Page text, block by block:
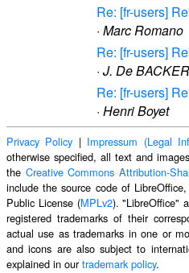
Re: [fr-users]
· Marc Romano
Re: [fr-users]
· J. De BACKER
Re: [fr-users]
· Henri Boyet
Privacy Policy | Impressum (Legal
otherwise specified, all text and
the Creative Commons Attribution-
include the source code of
Public License (MPLv2). "LibreOffice"
registered trademarks of their
actual use as trademarks in one or
and icons are also subject to
explained in ourtrademark policy.